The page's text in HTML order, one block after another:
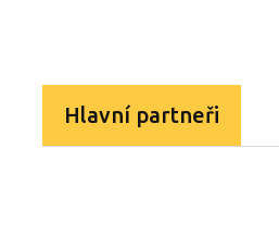
Hlavní partneři